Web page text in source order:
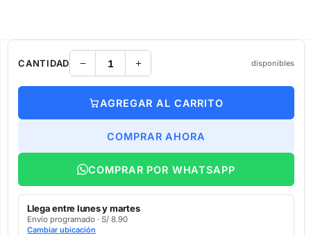
CANTIDAD disponibles
AGREGAR AL CARRITO
COMPRAR AHORA
COMPRAR POR WHATSAPP
Llega entre lunes y martes
Envío programado · S/ 8.90
Cambiar ubicación